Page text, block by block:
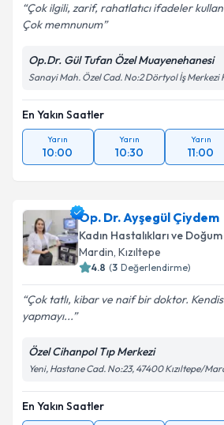
Çok ilgili, zarif, rahatlatıcı ifadeler
Çok memnunum
Op.Dr. Gül Tufan Özel Muayenehanesi
Sanayi Mah. Özel Cad. No:2 Dörtyol İş Merkezi
En Yakın Saatler
Yarın
10:00
Yarın
10:30
Yarın
11:00
Op. Dr. Ayşegül Çiydem
Kadın Hastalıkları ve Doğum
Mardin, Kızıltepe
4.8 (3 Değerlendirme)
Çok tatlı, kibar ve naif bir doktor.
yapmayı...
Özel Cihanpol Tıp Merkezi
Yeni, Hastane Cad. No:23, 47400 Kızıltepe/
En Yakın Saatler